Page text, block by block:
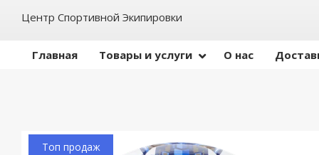
Центр Спортивной Экипировки
Главная Товары и услуги О нас
Топ продаж